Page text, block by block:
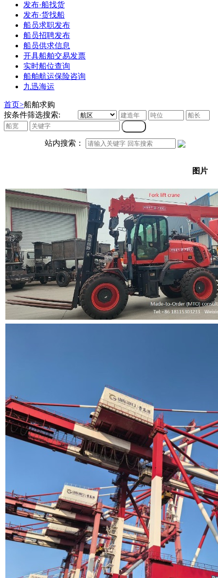
发布·船找货
发布·货找船
船员求职发布
船员招聘发布
船员供求信息
开具船舶交易发票
实时船位查询
船舶航运保险咨询
九迅海运
首页>船舶求购
按条件筛选搜索:
站内搜索：
图片